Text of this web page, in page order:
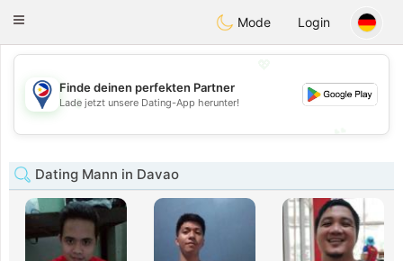
Philippines Chat
Toggle
Mode Login
💖
💕
Finde deinen perfekten Partner
Lade jetzt unsere Dating-App herunter!
Dating Mann in Davao